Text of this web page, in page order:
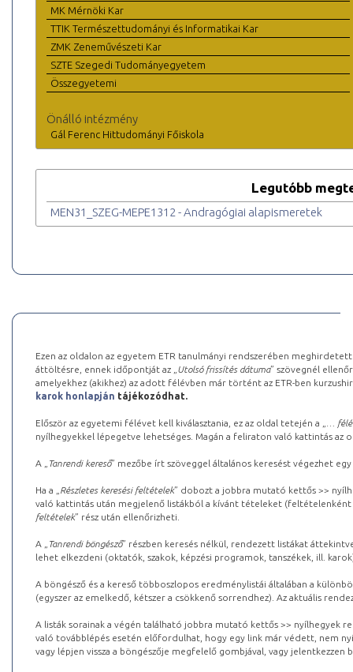
MK Mérnöki Kar
TTIK Természettudományi és Informatikai Kar
ZMK Zeneművészeti Kar
SZTE Szegedi Tudományegyetem
Összegyetemi
Önálló intézmény
Gál Ferenc Hittudományi Főiskola
Legutóbb
MEN31_SZEG-MEPE1312 - Andragógiai alapismeretek
Ezen az oldalon az egyetem ETR tanulmányi rendszerében
áttöltésre, ennek időpontját az „ Utolsó frissítés dátuma” szövegnél
amelyekhez (akikhez) az adott félévben már történt az ETR-ben
karok honlapján tájékozódhat.
Először az egyetemi félévet kell kiválasztania, ez az oldal tetején a „
…
nyílhegyekkel lépegetve lehetséges. Magán a feliraton való kattintás az
A „ Tanrendi kereső” mezőbe írt szöveggel általános keresést végezhet
Ha a „ Részletes keresési feltételek” dobozt a jobbra mutató kettős >>
való kattintás után megjelenő listákból a kívánt tételeket (feltételenként
feltételek” rész után ellenőrizheti.
A „ Tanrendi böngésző” részben keresés nélkül, rendezett listákat
lehet elkezdeni (oktatók, szakok, képzési programok, tanszékek, ill.
A böngésző és a kereső többoszlopos eredménylistái általában a
(egyszer az emelkedő, kétszer a csökkenő sorrendhez). Az aktuális
A listák sorainak a végén található jobbra mutató kettős >> nyílhegyek
való továbblépés esetén előfordulhat, hogy egy link már védett, nem
vagy lépjen vissza a böngészője megfelelő gombjával, vagy